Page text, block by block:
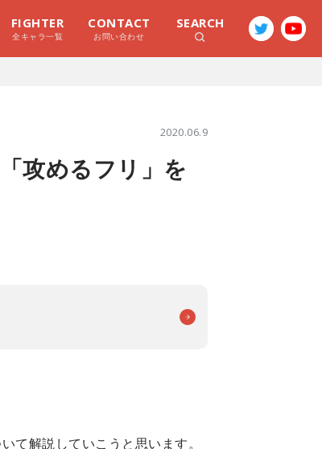
FIGHTER
全キャラ一覧
CONTACT
お問い合わせ
SEARCH
2020.06.9
攻めるフリ」を
て解説していこうと思います。